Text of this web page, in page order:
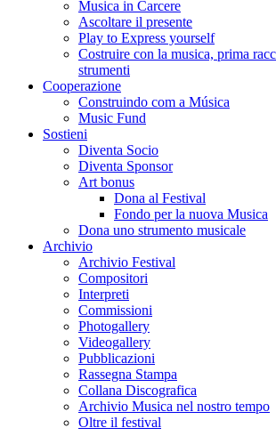
Musica in Carcere
Ascoltare il presente
Play to Express yourself
Costruire con la musica, prima
strumenti
Cooperazione
Construindo com a Música
Music Fund
Sostieni
Diventa Socio
Diventa Sponsor
Art bonus
Dona al Festival
Fondo per la nuova Musica
Dona uno strumento musicale
Archivio
Archivio Festival
Compositori
Interpreti
Commissioni
Photogallery
Videogallery
Pubblicazioni
Rassegna Stampa
Collana Discografica
Archivio Musica nel nostro tempo
Oltre il festival